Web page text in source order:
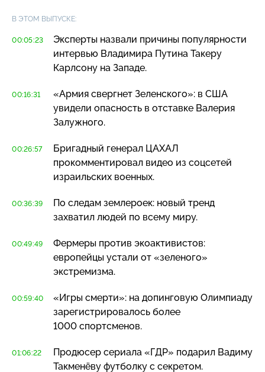
В ЭТОМ ВЫПУСКЕ:
00:05:23
Эксперты назвали причины популярности
интервью Владимира Путина Такеру
Карлсону на Западе.
00:16:31
«Армия свергнет Зеленского»: в США
увидели опасность в отставке Валерия
Залужного.
00:26:57
Бригадный генерал ЦАХАЛ
прокомментировал видео из соцсетей
израильских военных.
00:36:39
По следам землероек: новый тренд
захватил людей по всему миру.
00:49:49
Фермеры против экоактивистов:
европейцы устали от «зеленого»
экстремизма.
00:59:40
«Игры смерти»: на допинговую Олимпиаду
зарегистрировалось более
1000 спортсменов.
01:06:22
Продюсер сериала «ГДР» подарил Вадиму
Такменёву футболку с секретом.